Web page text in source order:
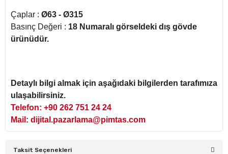
Çaplar : Ø63 - Ø315
Basınç Değeri : 18 Numaralı görseldeki dış gövde
ürünüdür.
Detaylı bilgi almak için aşağıdaki bilgilerden tarafımıza
ulaşabilirsiniz.
Telefon: +90 262 751 24 24
Mail: dijital.pazarlama@pimtas.com
Taksit Seçenekleri